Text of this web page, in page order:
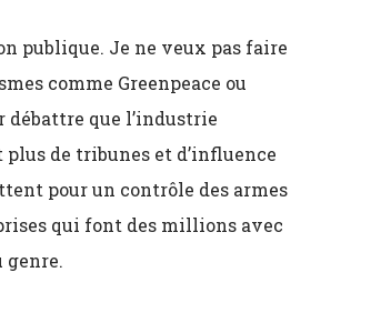
publique. Je ne veux pas faire
comme Greenpeace ou
débattre que l’industrie
de tribunes et d’influence
pour un contrôle des armes
qui font des millions avec
genre.